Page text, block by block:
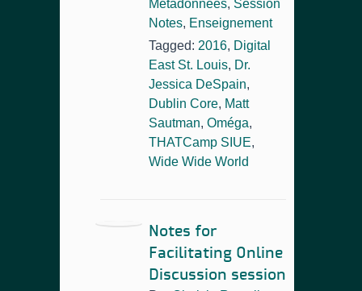
Métadonnées, Session
Notes, Enseignement
Tagged: 2016, Digital
East St. Louis, Dr.
Jessica DeSpain,
Dublin Core, Matt
Sautman, Oméga,
THATCamp SIUE,
Wide Wide World
Notes for
Facilitating Online
Discussion session